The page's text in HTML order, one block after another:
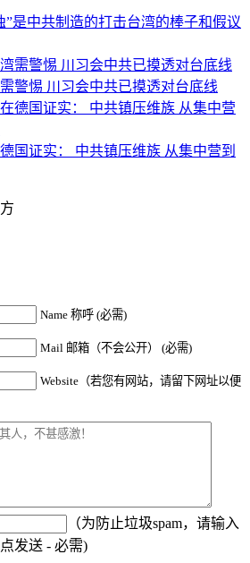
”是中共制造的打击台湾的棒子和假议
警惕 川习会中共已摸透对台底线
国证实： 中共镇压维族 从集中营到
Name 称呼 (必需)
Mail 邮箱（不会公开） (必需)
Website（若您有网站，请留下网址以便
（为防止垃圾spam，请输入
发送 - 必需)